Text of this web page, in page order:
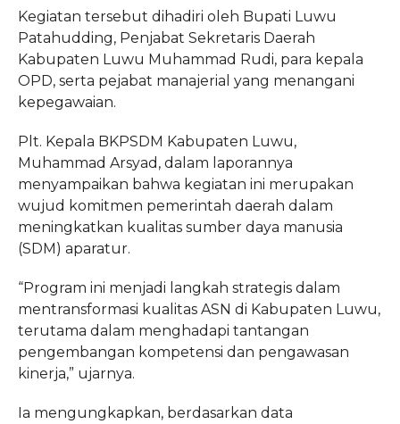
Kegiatan tersebut dihadiri oleh Bupati Luwu
Patahudding, Penjabat Sekretaris Daerah
Kabupaten Luwu Muhammad Rudi, para kepala
OPD, serta pejabat manajerial yang menangani
kepegawaian.
Plt. Kepala BKPSDM Kabupaten Luwu,
Muhammad Arsyad, dalam laporannya
menyampaikan bahwa kegiatan ini merupakan
wujud komitmen pemerintah daerah dalam
meningkatkan kualitas sumber daya manusia
(SDM) aparatur.
“Program ini menjadi langkah strategis dalam
mentransformasi kualitas ASN di Kabupaten Luwu,
terutama dalam menghadapi tantangan
pengembangan kompetensi dan pengawasan
kinerja,” ujarnya.
Ia mengungkapkan, berdasarkan data